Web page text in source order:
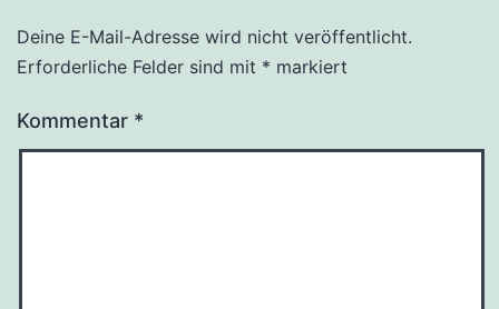
Deine E-Mail-Adresse wird nicht veröffentlicht.
Erforderliche Felder sind mit * markiert
Kommentar *
Alternative: